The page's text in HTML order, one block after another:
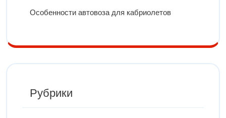
Особенности автовоза для кабриолетов
Рубрики